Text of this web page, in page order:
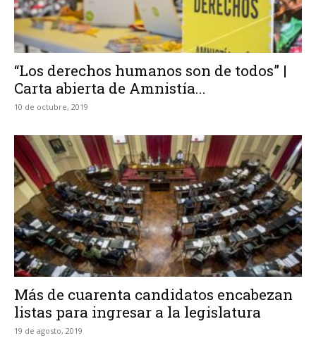
“Los derechos humanos son de todos” |
Carta abierta de Amnistía...
10 de octubre, 2019
Más de cuarenta candidatos encabezan
listas para ingresar a la legislatura
19 de agosto, 2019